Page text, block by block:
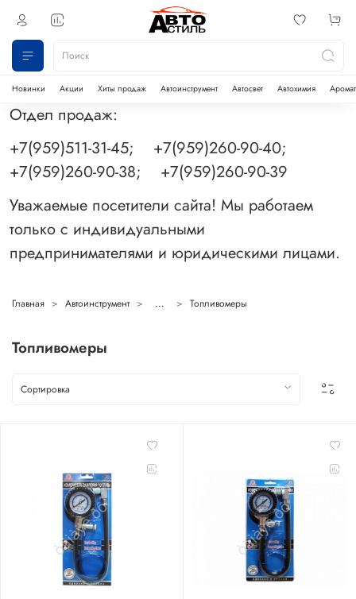
Новинки Акции Хиты продаж Автоинструмент Автосвет Автохимия
Отдел продаж:
+7(959)511-31-45; +7(959)260-90-40;
+7(959)260-90-38; +7(959)260-90-39
Уважаемые посетители сайта! Мы работаем
только с индивидуальными
предпринимателями и юридическими лицами.
Главная Автоинструмент ... Топливомеры
Топливомеры